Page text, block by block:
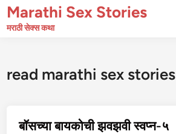
Skip
toMarathi Sex Stories
मराठी सेक्स कथा
read marathi sex stories
बॉसच्या बायकोची झवझवी स्वप्न-५